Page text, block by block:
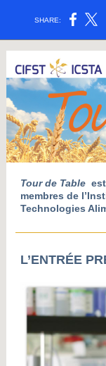
SHARE:
Tour de Table
membres de
Technologies
L’ENTRÉE